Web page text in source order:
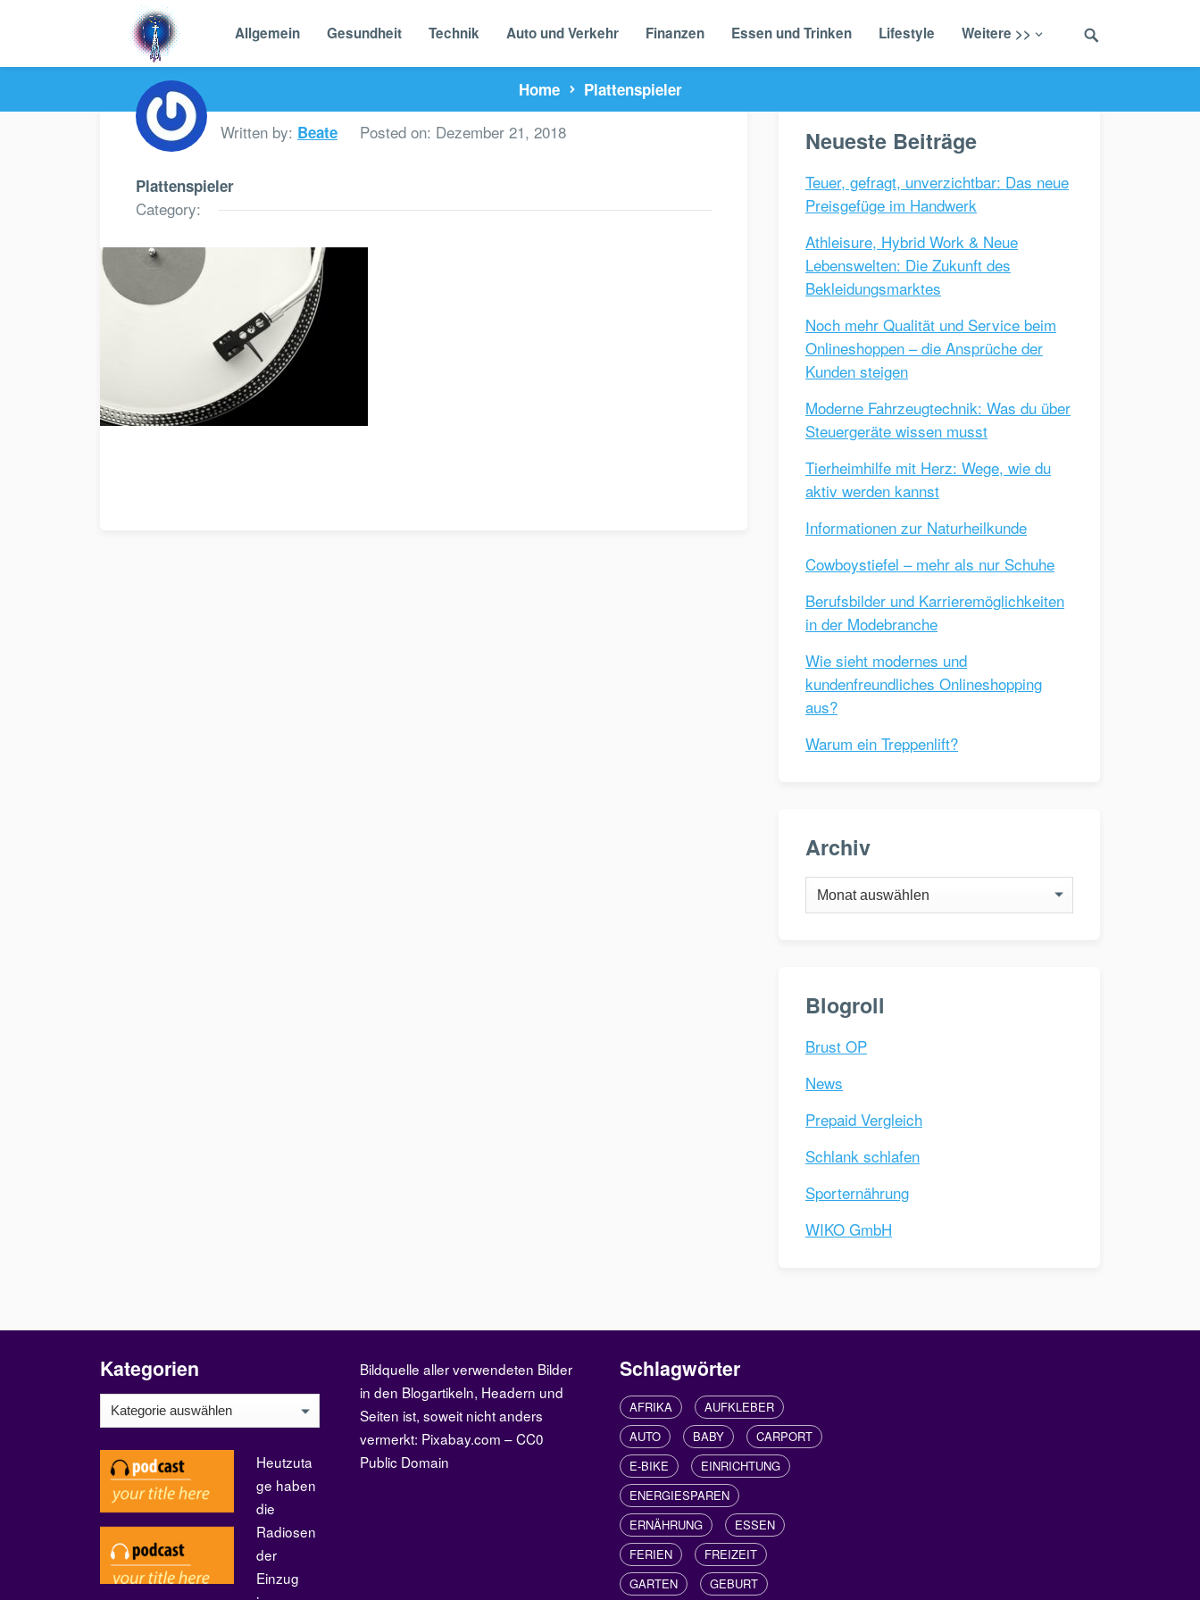
Allgemein Gesundheit Technik Auto und Verkehr Finanzen Essen und Trinken Lifestyle Weitere >>
Home Plattenspieler
Written by: Beate Posted on: Dezember 21, 2018
Plattenspieler
Category:
Neueste Beiträge
Teuer, gefragt, unverzichtbar: Das neue
Preisgefüge im Handwerk
Athleisure, Hybrid Work & Neue
Lebenswelten: Die Zukunft des
Bekleidungsmarktes
Noch mehr Qualität und Service beim
Onlineshoppen – die Ansprüche der
Kunden steigen
Moderne Fahrzeugtechnik: Was du über
Steuergeräte wissen musst
Tierheimhilfe mit Herz: Wege, wie du
aktiv werden kannst
Informationen zur Naturheilkunde
Cowboystiefel – mehr als nur Schuhe
Berufsbilder und Karrieremöglichkeiten
in der Modebranche
Wie sieht modernes und
kundenfreundliches Onlineshopping
aus?
Warum ein Treppenlift?
Archiv
Archiv
Blogroll
Brust OP
News
Prepaid Vergleich
Schlank schlafen
Sporternährung
WIKO GmbH
Kategorien
Kategorien
Heutzuta
ge haben
die
Radiosen
der
Einzug
Bildquelle aller verwendeten Bilder
in den Blogartikeln, Headern und
Seiten ist, soweit nicht anders
vermerkt: Pixabay.com – CC0
Public Domain
Schlagwörter
AFRIKA
AUFKLEBER
AUTO
BABY
CARPORT
E-BIKE
EINRICHTUNG
ENERGIESPAREN
ERNÄHRUNG
ESSEN
FERIEN
FREIZEIT
GARTEN
GEBURT